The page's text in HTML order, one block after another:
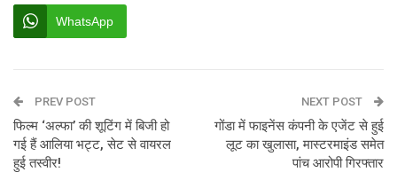
WhatsApp
PREV POST
फिल्‍म ‘अल्‍फा’ की शूटिंग में बिजी हो
गई हैं आलिया भट्ट, सेट से वायरल
हुई तस्वीर!
NEXT POST
गोंडा में फाइनेंस कंपनी के एजेंट से हुई
लूट का खुलासा, मास्टरमाइंड समेत
पांच आरोपी गिरफ्तार